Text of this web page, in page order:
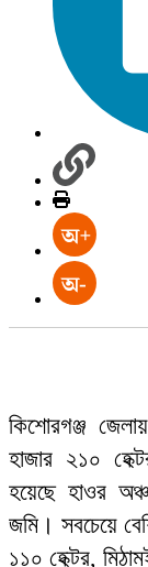
কিশোরগঞ্জ
হাজার ২১০
হয়েছে হাওর
জমি। সবচেয়ে
১১০ হেক্টর,